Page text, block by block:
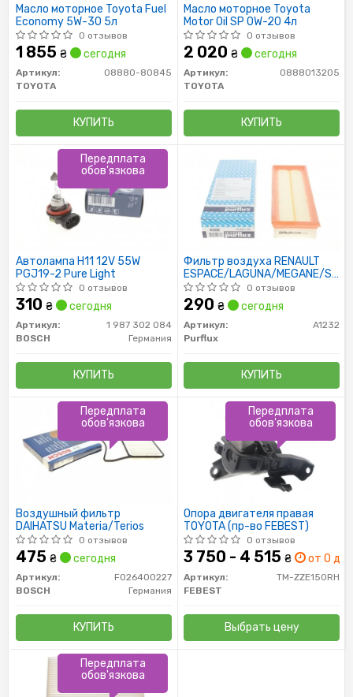
Масло моторное Toyota Fuel
Economy 5W-30 5л
0 отзывов
1 855 ₴ сегодня
Артикул:
08880-80845
TOYOTA
КУПИТЬ
Масло моторное Toyota
Motor Oil SP 0W-20 4л
0 отзывов
2 020 ₴ сегодня
Артикул:
0888013205
TOYOTA
КУПИТЬ
Автолампа H11 12V 55W
PGJ19-2 Pure Light
0 отзывов
310 ₴ сегодня
Артикул:
1 987 302 084
BOSCH
Германия
КУПИТЬ
Передплата
обов'язкова
Фильтр воздуха RENAULT
ESPACE/LAGUNA/MEGANE/
1.9D (F9Q)
0 отзывов
290 ₴ сегодня
Артикул:
A1232
Purflux
КУПИТЬ
Воздушный фильтр
DAIHATSU Materia/Terios
0 отзывов
475 ₴ сегодня
Артикул:
F026400227
BOSCH
Германия
КУПИТЬ
Передплата
обов'язкова
Опора двигателя правая
TOYOTA (пр-во FEBEST)
0 отзывов
3 750 - 4 515 ₴ от 0 дн.
Артикул:
TM-ZZE150RH
FEBEST
Выбрать цену
Передплата
обов'язкова
Передплата
обов'язкова